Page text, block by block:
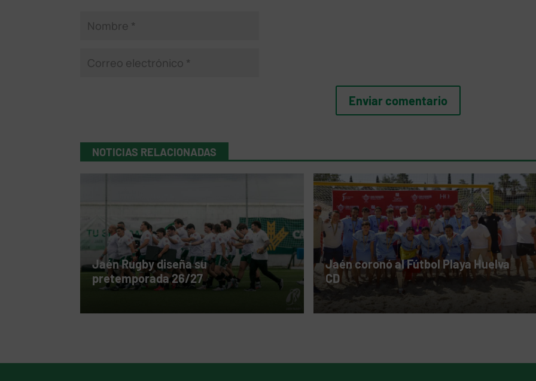
NOTICIAS RELACIONADAS
Jaén Rugby diseña su
pretemporada 26/27
Jaén coronó al Fútbol Playa Huelva
CD